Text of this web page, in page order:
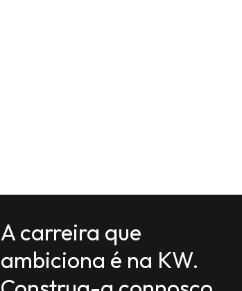
A carreira que
ambiciona é na KW.